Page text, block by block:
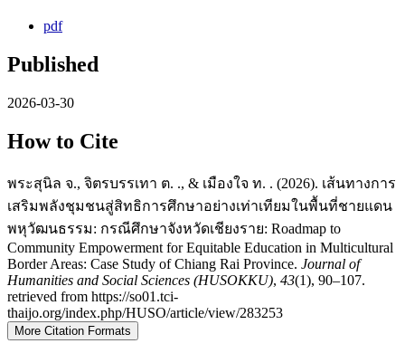
pdf
Published
2026-03-30
How to Cite
พระสุนิล จ., จิตรบรรเทา ต. ., & เมืองใจ ท. . (2026). เส้นทางการ
เสริมพลังชุมชนสู่สิทธิการศึกษาอย่างเท่าเทียมในพื้นที่ชายแดน
พหุวัฒนธรรม: กรณีศึกษาจังหวัดเชียงราย: Roadmap to
Community Empowerment for Equitable Education in Multicultural
Border Areas: Case Study of Chiang Rai Province. Journal of
Humanities and Social Sciences (HUSOKKU), 43(1), 90–107.
retrieved from https://so01.tci-
thaijo.org/index.php/HUSO/article/view/283253
More Citation Formats